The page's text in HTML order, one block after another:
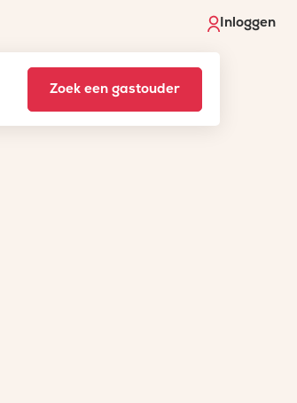
Inloggen
Zoek een gastouder